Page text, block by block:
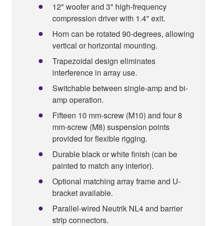
12" woofer and 3" high-frequency
compression driver with 1.4" exit.
Horn can be rotated 90-degrees, allowing
vertical or horizontal mounting.
Trapezoidal design eliminates
interference in array use.
Switchable between single-amp and bi-
amp operation.
Fifteen 10 mm-screw (M10) and four 8
mm-screw (M8) suspension points
provided for flexible rigging.
Durable black or white finish (can be
painted to match any interior).
Optional matching array frame and U-
bracket available.
Parallel-wired Neutrik NL4 and barrier
strip connectors.